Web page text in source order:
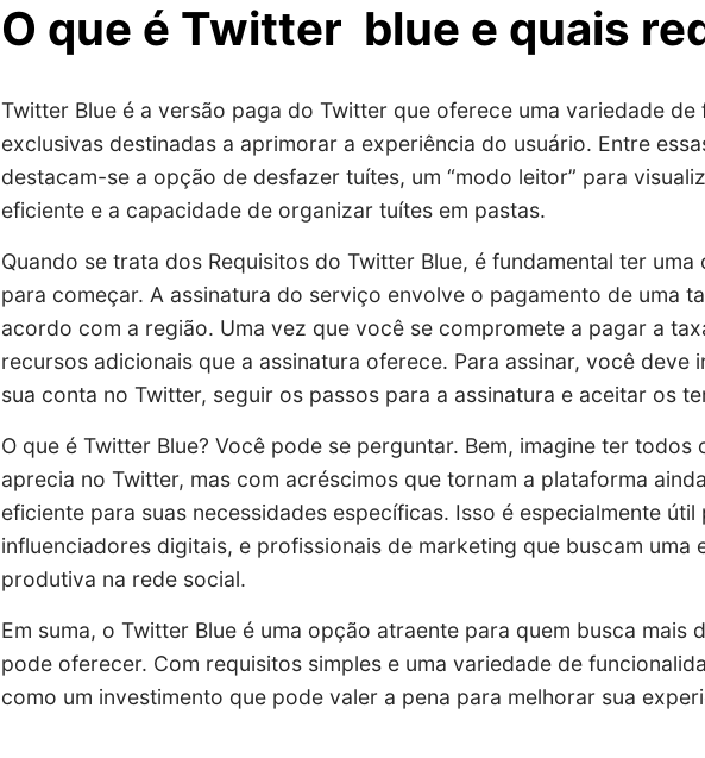
O que é Twitter blue e quais
Twitter Blue é a versão paga do Twitter que oferece uma variedade de
exclusivas destinadas a aprimorar a experiência do usuário. Entre
destacam-se a opção de desfazer tuítes, um “modo leitor” para
eficiente e a capacidade de organizar tuítes em pastas.
Quando se trata dos Requisitos do Twitter Blue, é fundamental ter
para começar. A assinatura do serviço envolve o pagamento de uma
acordo com a região. Uma vez que você se compromete a pagar a
recursos adicionais que a assinatura oferece. Para assinar, você deve
sua conta no Twitter, seguir os passos para a assinatura e aceitar os
O que é Twitter Blue? Você pode se perguntar. Bem, imagine ter todos
aprecia no Twitter, mas com acréscimos que tornam a plataforma
eficiente para suas necessidades específicas. Isso é especialmente útil
influenciadores digitais, e profissionais de marketing que buscam uma
produtiva na rede social.
Em suma, o Twitter Blue é uma opção atraente para quem busca mais
pode oferecer. Com requisitos simples e uma variedade de
como um investimento que pode valer a pena para melhorar sua